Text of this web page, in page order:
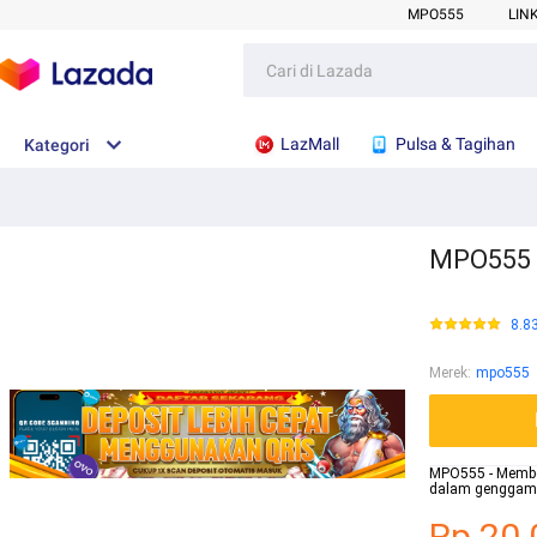
MPO555
Kategori LazMall Pulsa & Tagihan
Merek: mpo555
MPO555 -
dalam